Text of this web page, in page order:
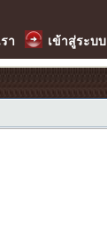
า เข้าสู่ระบบ